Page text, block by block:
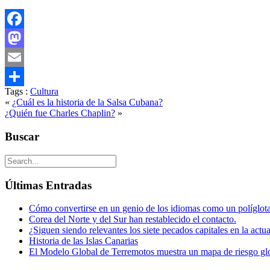
Facebook
Mastodon
Email
Compartir
Tags : Cultura
« ¿Cuál es la historia de la Salsa Cubana?
¿Quién fue Charles Chaplin? »
Buscar
Últimas Entradas
Cómo convertirse en un genio de los idiomas como un políglota
Corea del Norte y del Sur han restablecido el contacto.
¿Siguen siendo relevantes los siete pecados capitales en la
Historia de las Islas Canarias
El Modelo Global de Terremotos muestra un mapa de riesgo